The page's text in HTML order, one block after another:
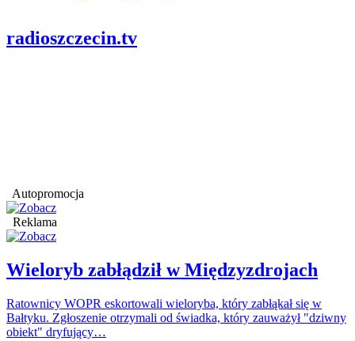
radioszczecin.tv
Autopromocja
Reklama
Wieloryb zabłądził w Międzyzdrojach
Ratownicy WOPR eskortowali wieloryba, który zabłąkał się w
Bałtyku. Zgłoszenie otrzymali od świadka, który zauważył "dziwny
obiekt" dryfujący…